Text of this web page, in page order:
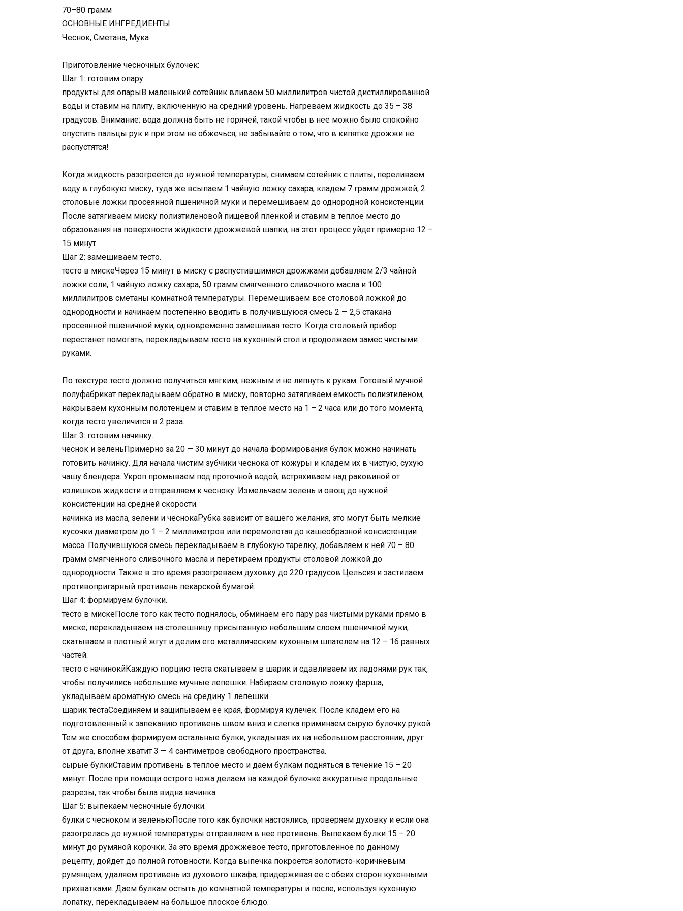
70–80 грамм
ОСНОВНЫЕ ИНГРЕДИЕНТЫ
Чеснок, Сметана, Мука
Приготовление чесночных булочек:
Шаг 1: готовим опару.
продукты для опарыВ маленький сотейник вливаем 50 миллилитров чистой дистиллированной
воды и ставим на плиту, включенную на средний уровень. Нагреваем жидкость до 35 – 38
градусов. Внимание: вода должна быть не горячей, такой чтобы в нее можно было спокойно
опустить пальцы рук и при этом не обжечься, не забывайте о том, что в кипятке дрожжи не
распустятся!
Когда жидкость разогреется до нужной температуры, снимаем сотейник с плиты, переливаем
воду в глубокую миску, туда же всыпаем 1 чайную ложку сахара, кладем 7 грамм дрожжей, 2
столовые ложки просеянной пшеничной муки и перемешиваем до однородной консистенции.
После затягиваем миску полиэтиленовой пищевой пленкой и ставим в теплое место до
образования на поверхности жидкости дрожжевой шапки, на этот процесс уйдет примерно 12 –
15 минут.
Шаг 2: замешиваем тесто.
тесто в мискеЧерез 15 минут в миску с распустившимися дрожжами добавляем 2/3 чайной
ложки соли, 1 чайную ложку сахара, 50 грамм смягченного сливочного масла и 100
миллилитров сметаны комнатной температуры. Перемешиваем все столовой ложкой до
однородности и начинаем постепенно вводить в получившуюся смесь 2 — 2,5 стакана
просеянной пшеничной муки, одновременно замешивая тесто. Когда столовый прибор
перестанет помогать, перекладываем тесто на кухонный стол и продолжаем замес чистыми
руками.
По текстуре тесто должно получиться мягким, нежным и не липнуть к рукам. Готовый мучной
полуфабрикат перекладываем обратно в миску, повторно затягиваем емкость полиэтиленом,
накрываем кухонным полотенцем и ставим в теплое место на 1 – 2 часа или до того момента,
когда тесто увеличится в 2 раза.
Шаг 3: готовим начинку.
чеснок и зеленьПримерно за 20 — 30 минут до начала формирования булок можно начинать
готовить начинку. Для начала чистим зубчики чеснока от кожуры и кладем их в чистую, сухую
чашу блендера. Укроп промываем под проточной водой, встряхиваем над раковиной от
излишков жидкости и отправляем к чесноку. Измельчаем зелень и овощ до нужной
консистенции на средней скорости.
начинка из масла, зелени и чеснокаРубка зависит от вашего желания, это могут быть мелкие
кусочки диаметром до 1 – 2 миллиметров или перемолотая до кашеобразной консистенции
масса. Получившуюся смесь перекладываем в глубокую тарелку, добавляем к ней 70 – 80
грамм смягченного сливочного масла и перетираем продукты столовой ложкой до
однородности. Также в это время разогреваем духовку до 220 градусов Цельсия и застилаем
противопригарный противень пекарской бумагой.
Шаг 4: формируем булочки.
тесто в мискеПосле того как тесто поднялось, обминаем его пару раз чистыми руками прямо в
миске, перекладываем на столешницу присыпанную небольшим слоем пшеничной муки,
скатываем в плотный жгут и делим его металлическим кухонным шпателем на 12 – 16 равных
частей.
тесто с начинокйКаждую порцию теста скатываем в шарик и сдавливаем их ладонями рук так,
чтобы получились небольшие мучные лепешки. Набираем столовую ложку фарша,
укладываем ароматную смесь на средину 1 лепешки.
шарик тестаСоединяем и защипываем ее края, формируя кулечек. После кладем его на
подготовленный к запеканию противень швом вниз и слегка приминаем сырую булочку рукой.
Тем же способом формируем остальные булки, укладывая их на небольшом расстоянии, друг
от друга, вполне хватит 3 — 4 сантиметров свободного пространства.
сырые булкиСтавим противень в теплое место и даем булкам подняться в течение 15 – 20
минут. После при помощи острого ножа делаем на каждой булочке аккуратные продольные
разрезы, так чтобы была видна начинка.
Шаг 5: выпекаем чесночные булочки.
булки с чесноком и зеленьюПосле того как булочки настоялись, проверяем духовку и если она
разогрелась до нужной температуры отправляем в нее противень. Выпекаем булки 15 – 20
минут до румяной корочки. За это время дрожжевое тесто, приготовленное по данному
рецепту, дойдет до полной готовности. Когда выпечка покроется золотисто-коричневым
румянцем, удаляем противень из духового шкафа, придерживая ее с обеих сторон кухонными
прихватками. Даем булкам остыть до комнатной температуры и после, используя кухонную
лопатку, перекладываем на большое плоское блюдо.